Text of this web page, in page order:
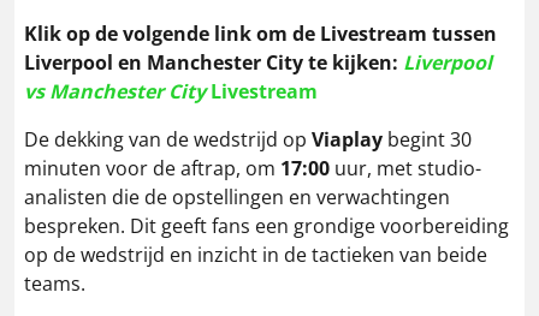
Klik op de volgende link om de Livestream tussen
Liverpool en Manchester Cityte kijken: Liverpool
vs Manchester CityLivestream
De dekking van de wedstrijd op Viaplay begint 30
minuten voor de aftrap, om 17:00 uur, met studio-
analisten die de opstellingen en verwachtingen
bespreken. Dit geeft fans een grondige voorbereiding
op de wedstrijd en inzicht in de tactieken van beide
teams.